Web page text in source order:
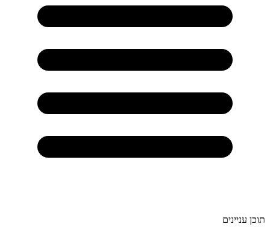
תוכן עניינים